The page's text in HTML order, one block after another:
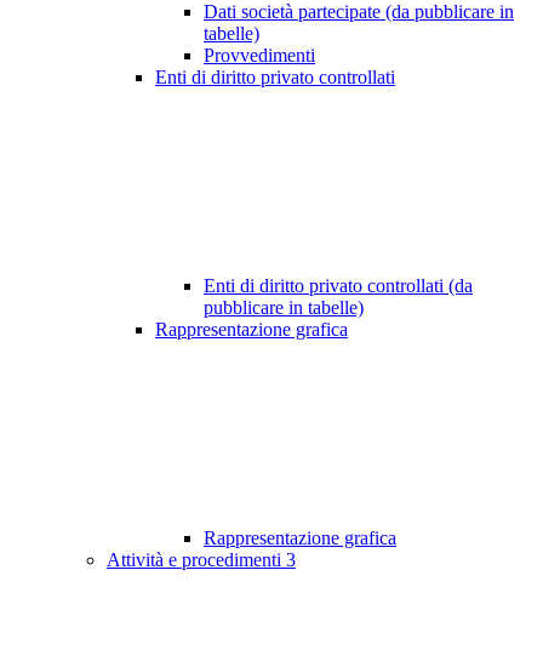
Dati società partecipate (da pubblicare in
tabelle)
Provvedimenti
Enti di diritto privato controllati
Enti di diritto privato controllati (da
pubblicare in tabelle)
Rappresentazione grafica
Rappresentazione grafica
Attività e procedimenti 3